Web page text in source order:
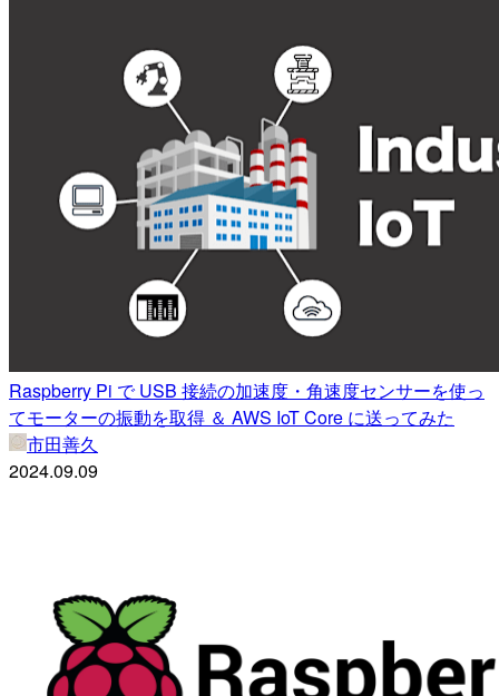
Raspberry Pi で USB 接続の加速度・角速度センサーを使っ
てモーターの振動を取得 ＆ AWS IoT Core に送ってみた
市田善久
2024.09.09